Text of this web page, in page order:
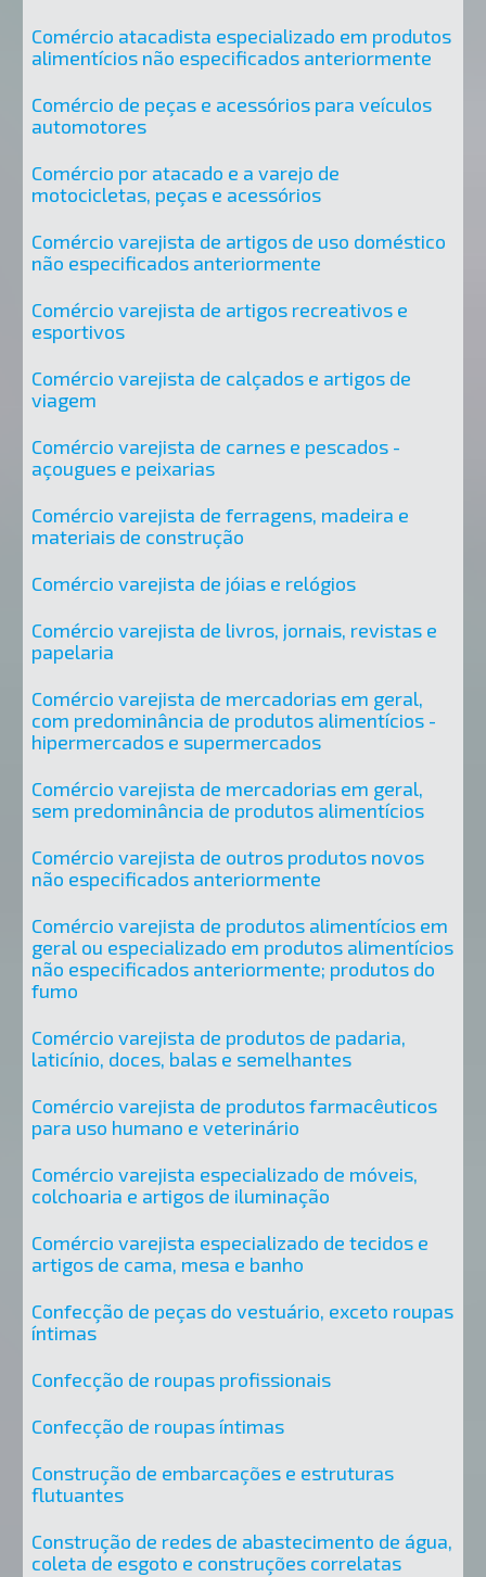
Comércio atacadista especializado em produtos
alimentícios não especificados anteriormente
Comércio de peças e acessórios para veículos
automotores
Comércio por atacado e a varejo de
motocicletas, peças e acessórios
Comércio varejista de artigos de uso doméstico
não especificados anteriormente
Comércio varejista de artigos recreativos e
esportivos
Comércio varejista de calçados e artigos de
viagem
Comércio varejista de carnes e pescados -
açougues e peixarias
Comércio varejista de ferragens, madeira e
materiais de construção
Comércio varejista de jóias e relógios
Comércio varejista de livros, jornais, revistas e
papelaria
Comércio varejista de mercadorias em geral,
com predominância de produtos alimentícios -
hipermercados e supermercados
Comércio varejista de mercadorias em geral,
sem predominância de produtos alimentícios
Comércio varejista de outros produtos novos
não especificados anteriormente
Comércio varejista de produtos alimentícios em
geral ou especializado em produtos alimentícios
não especificados anteriormente; produtos do
fumo
Comércio varejista de produtos de padaria,
laticínio, doces, balas e semelhantes
Comércio varejista de produtos farmacêuticos
para uso humano e veterinário
Comércio varejista especializado de móveis,
colchoaria e artigos de iluminação
Comércio varejista especializado de tecidos e
artigos de cama, mesa e banho
Confecção de peças do vestuário, exceto roupas
íntimas
Confecção de roupas profissionais
Confecção de roupas íntimas
Construção de embarcações e estruturas
flutuantes
Construção de redes de abastecimento de água,
coleta de esgoto e construções correlatas